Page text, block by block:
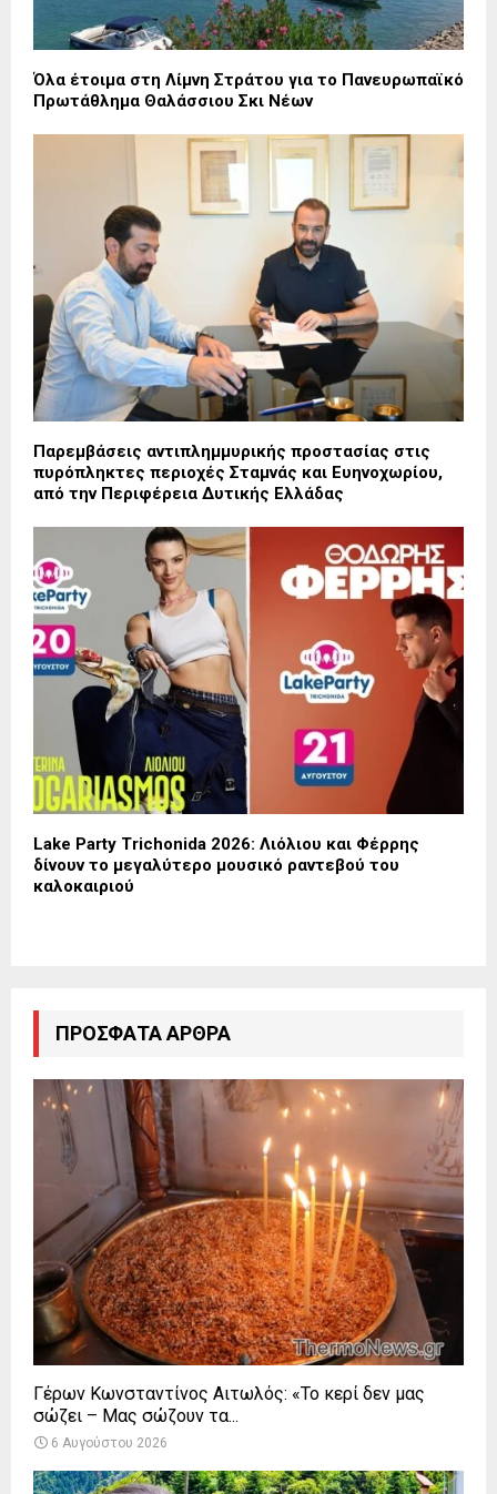
Όλα έτοιμα στη Λίμνη Στράτου για το Πανευρωπαϊκό
Πρωτάθλημα Θαλάσσιου Σκι Νέων
Παρεμβάσεις αντιπλημμυρικής προστασίας στις
πυρόπληκτες περιοχές Σταμνάς και Ευηνοχωρίου,
από την Περιφέρεια Δυτικής Ελλάδας
Lake Party Trichonida 2026: Λιόλιου και Φέρρης
δίνουν το μεγαλύτερο μουσικό ραντεβού του
καλοκαιριού
ΠΡΌΣΦΑΤΑ ΆΡΘΡΑ
Γέρων Κωνσταντίνος Αιτωλός: «Το κερί δεν μας
σώζει – Μας σώζουν τα...
6 Αυγούστου 2026